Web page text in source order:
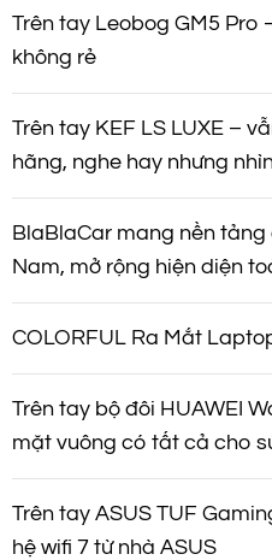
Trên tay Leobog GM5 Pro
không rẻ
Trên tay KEF LS LUXE –
hãng, nghe hay nhưng
BlaBlaCar mang nền tảng
Nam, mở rộng hiện diện
COLORFUL Ra Mắt
Trên tay bộ đôi HUAWEI
mặt vuông có tất cả cho
Trên tay ASUS TUF
hệ wifi 7 từ nhà ASUS